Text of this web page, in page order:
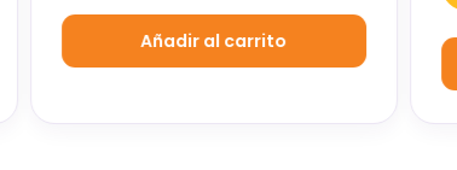
Añadir al carrito